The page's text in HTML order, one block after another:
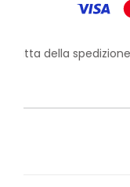
della spedizione